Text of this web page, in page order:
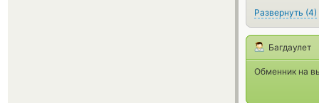
Развернуть (4)
Багдаулет
Обменник на